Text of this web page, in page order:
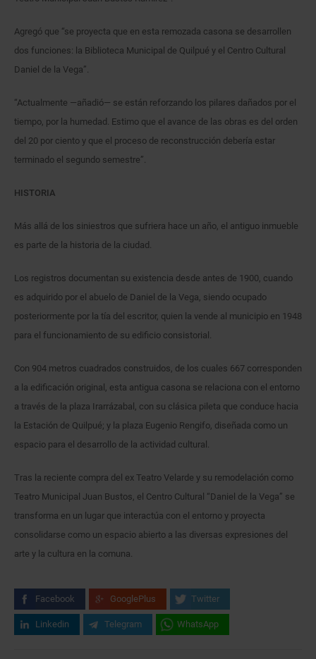
Agregó que “se proyecta que en esta remozada casona se desarrollen
dos funciones: la Biblioteca Municipal de Quilpué y el Centro Cultural
Daniel de la Vega”.
“Actualmente —añadió— se están reforzando los pilares dañados por el
tiempo, por la humedad. Estimo que el avance de las obras es del orden
del 20 por ciento y que el proceso de reconstrucción debería estar
terminado el segundo semestre”.
HISTORIA
Más allá de los siniestros que sufriera hace un año, el antiguo inmueble
es parte de la historia de la ciudad.
Los registros documentan su existencia desde antes de 1900, cuando
es adquirido por el abuelo de Daniel de la Vega, siendo ocupado
posteriormente por la tía del escritor, quien la vende al municipio en 1948
para el funcionamiento de su edificio consistorial.
Con 904 metros cuadrados construidos, de los cuales 667 corresponden
a la edificación original, esta antigua casona se relaciona con el entorno
a través de la plaza Irarrázabal, con su clásica pileta que conduce hacia
la Estación de Quilpué; y la plaza Eugenio Rengifo, diseñada como un
espacio para el desarrollo de la actividad cultural.
Tras la reciente compra del ex Teatro Velarde y su remodelación como
Teatro Municipal Juan Bustos, el Centro Cultural “Daniel de la Vega” se
transforma en un lugar que interactúa con el entorno y proyecta
consolidarse como un espacio abierto a las diversas expresiones del
arte y la cultura en la comuna.
Facebook GooglePlus Twitter
Linkedin Telegram WhatsApp